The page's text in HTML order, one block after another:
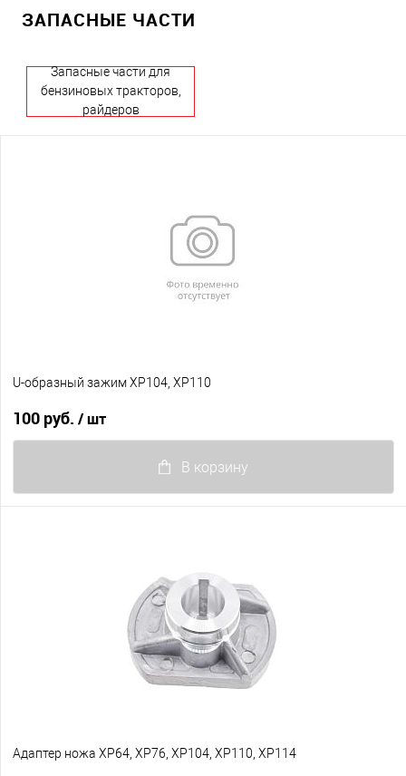
ЗАПАСНЫЕ ЧАСТИ
Запасные части для
бензиновых тракторов,
райдеров
U-образный зажим XP104, XP110
100 руб. / шт
В корзину
Адаптер ножа XP64, XP76, XP104, XP110, XP114